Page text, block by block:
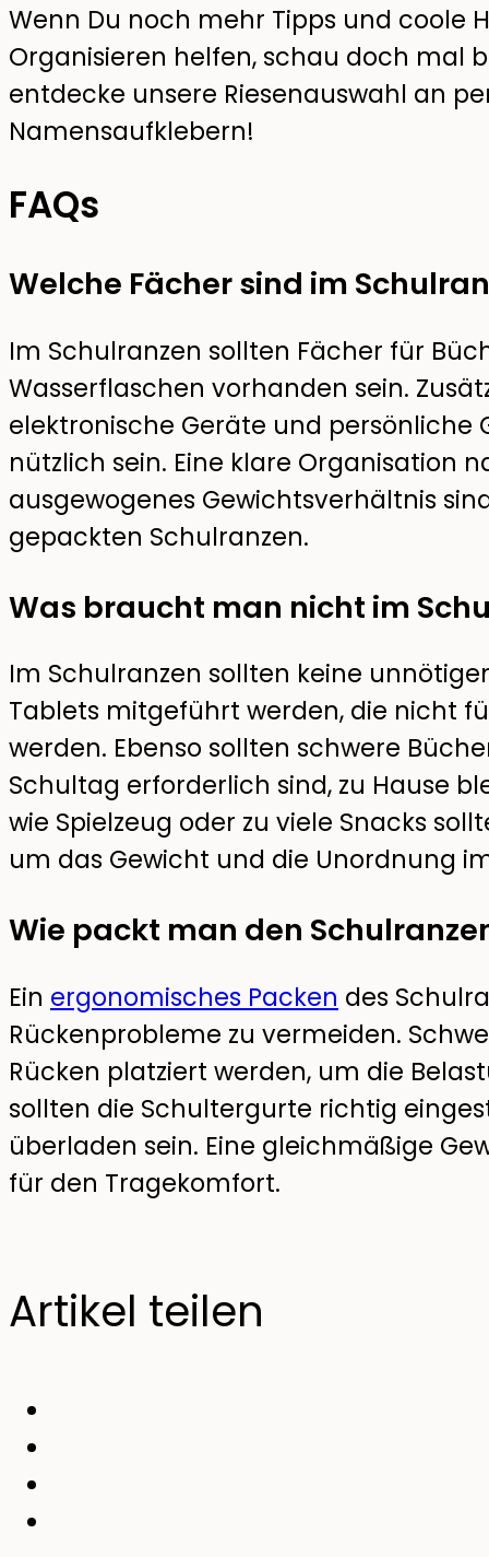
Wenn Du noch mehr Tipps und coole
Organisieren helfen, schau doch mal
entdecke unsere Riesenauswahl an
Namensaufklebern!
FAQs
Welche Fächer sind im
Im Schulranzen sollten Fächer für
Wasserflaschen vorhanden sein.
elektronische Geräte und persönliche
nützlich sein. Eine klare Organisation
ausgewogenes Gewichtsverhältnis
gepackten Schulranzen.
Was braucht man nicht im
Im Schulranzen sollten keine
Tablets mitgeführt werden, die nicht
werden. Ebenso sollten schwere
Schultag erforderlich sind, zu Hause
wie Spielzeug oder zu viele Snacks
um das Gewicht und die Unordnung
Wie packt man den
Ein ergonomisches Packen des
Rückenprobleme zu vermeiden.
Rücken platziert werden, um die
sollten die Schultergurte richtig
überladen sein. Eine gleichmäßige
für den Tragekomfort.
Artikel teilen